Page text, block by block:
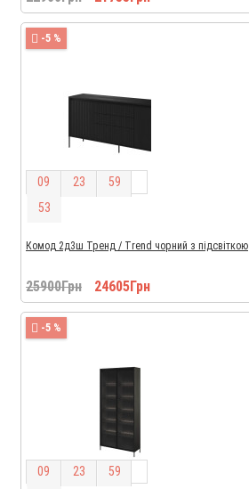
-5 %
09 23 59
52
Комод 2д3ш Тренд / Trend чорний з підсвіткою
25900Грн 24605Грн
-5 %
09 23 59